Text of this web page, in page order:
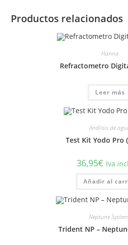
Productos relacionados
Hanna
Refractometro
Leer más
Análisis de
Test Kit Yodo Pro
36,95€ Iva
Añadir al
Neptune
Trident NP –